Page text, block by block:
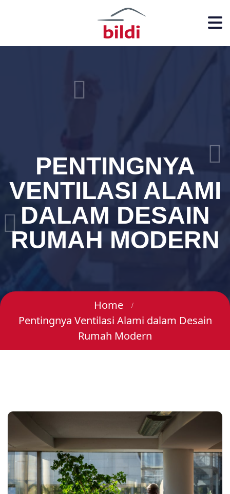
PENTINGNYA
VENTILASI ALAMI
DALAM DESAIN
RUMAH MODERN
Home
Pentingnya Ventilasi Alami dalam Desain
Rumah Modern